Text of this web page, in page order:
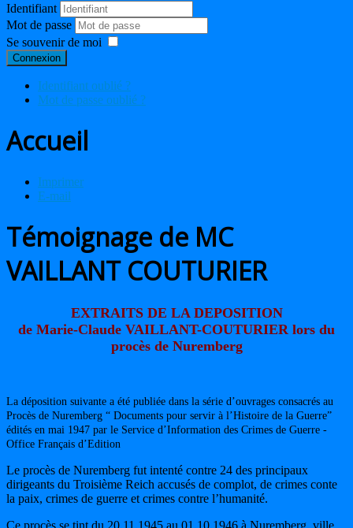
Identifiant
Mot de passe
Se souvenir de moi
Connexion
Identifiant oublié ?
Mot de passe oublié ?
Accueil
Imprimer
E-mail
Témoignage de MC
VAILLANT COUTURIER
EXTRAITS DE LA DEPOSITION
de Marie-Claude VAILLANT-COUTURIER lors du
procès de Nuremberg
La déposition suivante a été publiée dans la série d’ouvrages consacrés au
Procès de Nuremberg “ Documents pour servir à l’Histoire de la Guerre”
édités en mai 1947 par le Service d’Information des Crimes de Guerre -
Office Français d’Edition
Le procès de Nuremberg fut intenté contre 24 des principaux
dirigeants du Troisième Reich accusés de complot, de crimes conte
la paix, crimes de guerre et crimes contre l’humanité.
Ce procès se tint du 20.11.1945 au 01.10.1946 à Nuremberg, ville